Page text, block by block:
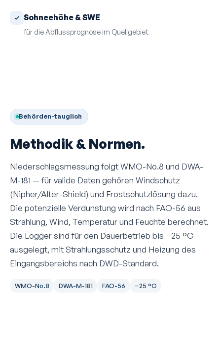
Schneehöhe & SWE
für die Abflussprognose im Quellgebiet
Behörden-tauglich
Methodik & Normen.
Niederschlagsmessung folgt WMO-No.8 und DWA-
M-181 — für valide Daten gehören Windschutz
(Nipher/Alter-Shield) und Frostschutzlösung dazu.
Die potenzielle Verdunstung wird nach FAO-56 aus
Strahlung, Wind, Temperatur und Feuchte berechnet.
Die Logger sind für den Dauerbetrieb bis −25 °C
ausgelegt, mit Strahlungsschutz und Heizung des
Eingangsbereichs nach DWD-Standard.
WMO-No.8 DWA-M-181 FAO-56 −25 °C